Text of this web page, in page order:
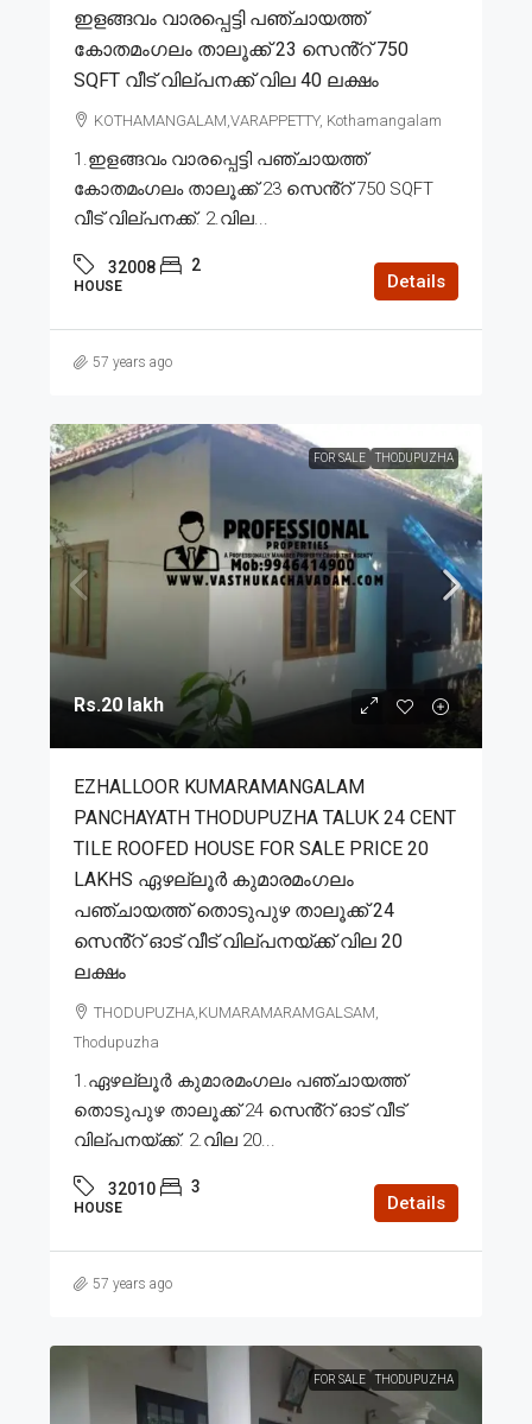
ഇളങ്ങവം വാരപ്പെട്ടി പഞ്ചായത്ത്
കോതമംഗലം താലൂക്ക് 23 സെൻ്റ് 750
SQFT വീട് വില്പനക്ക് വില 40 ലക്ഷം
KOTHAMANGALAM,VARAPPETTY, Kothamangalam
1.ഇളങ്ങവം വാരപ്പെട്ടി പഞ്ചായത്ത്
കോതമംഗലം താലൂക്ക് 23 സെൻ്റ് 750 SQFT
വീട് വില്പനക്ക്. 2.വില...
32008 2
HOUSE Details
57 years ago
FOR SALE THODUPUZHA
Rs.20 lakh
EZHALLOOR KUMARAMANGALAM
PANCHAYATH THODUPUZHA TALUK 24 CENT
TILE ROOFED HOUSE FOR SALE PRICE 20
LAKHS ഏഴല്ലൂർ കുമാരമംഗലം
പഞ്ചായത്ത് തൊടുപുഴ താലൂക്ക് 24
സെൻ്റ് ഓട് വീട് വില്പനയ്ക്ക് വില 20
ലക്ഷം
THODUPUZHA,KUMARAMARAMGALSAM,
Thodupuzha
1.ഏഴല്ലൂർ കുമാരമംഗലം പഞ്ചായത്ത്
തൊടുപുഴ താലൂക്ക് 24 സെൻ്റ് ഓട് വീട്
വില്പനയ്ക്ക്. 2.വില 20...
32010 3
HOUSE Details
57 years ago
FOR SALE THODUPUZHA